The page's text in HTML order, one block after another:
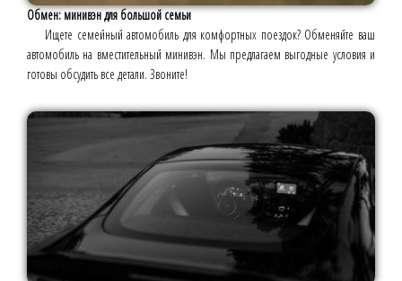
Обмен: минивэн для большой семьи
Ищете семейный автомобиль для комфортных поездок? Обменяйте ваш
автомобиль на вместительный минивэн. Мы предлагаем выгодные условия и
готовы обсудить все детали. Звоните!